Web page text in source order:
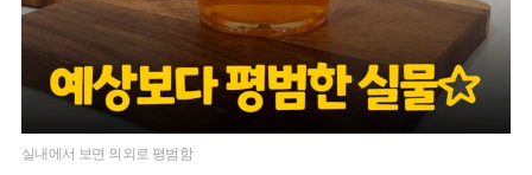
실내에서 보면 의외로 평범함